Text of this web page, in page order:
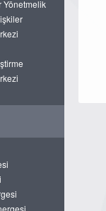
Yönetmelik